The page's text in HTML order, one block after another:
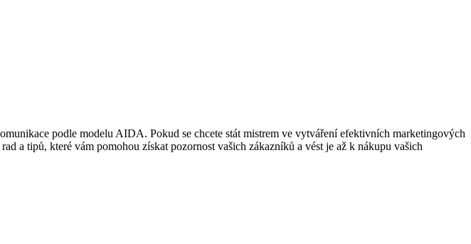
podle modelu AIDA. Pokud se chcete stát mistrem ve vytváření efektivních marketingových
a tipů, které vám pomohou získat pozornost vašich zákazníků a vést je až k nákupu vašich